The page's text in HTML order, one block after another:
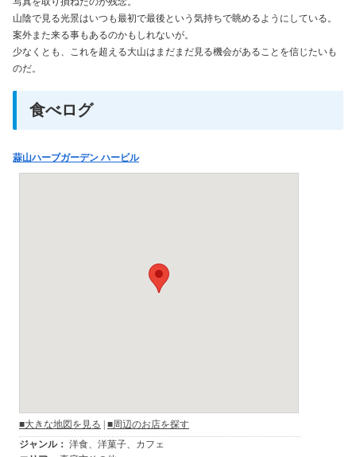
山陰で見る光景はいつも最初で最後という気持ちで眺めるようにしている。
案外また来る事もあるのかもしれないが。
少なくとも、これを超える大山はまだまだ見る機会があることを信じたいも
のだ。
食べログ
蒜山ハーブガーデン ハービル